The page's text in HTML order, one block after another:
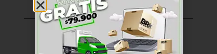
Dollar américain ($) -
USD